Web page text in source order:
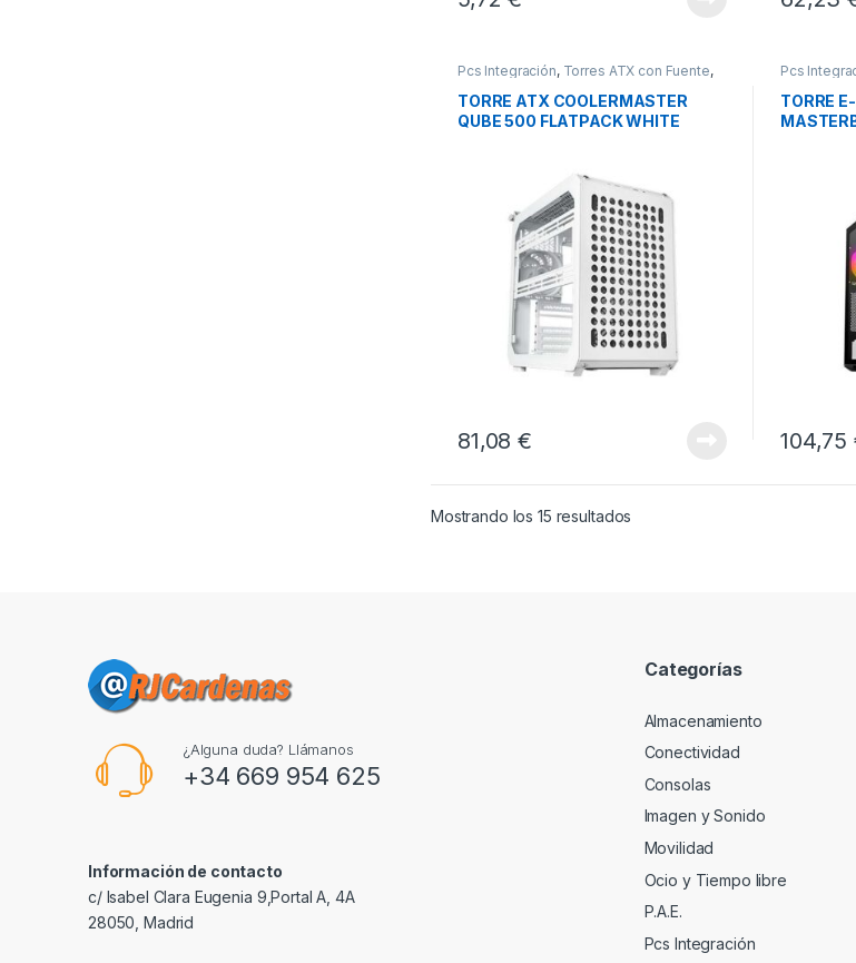
Pcs Integración, Torres ATX con Fuente,
Torres Sobremesa
TORRE ATX COOLERMASTER
QUBE 500 FLATPACK WHITE
81,08€
Pcs
Sobremesa
TORRE
104,75
Mostrando los 15 resultados
¿Alguna duda? Llámanos
+34 669 954 625
Información de contacto
c/ Isabel Clara Eugenia 9,Portal A, 4A
28050, Madrid
Categorías
Almacenamiento
Conectividad
Consolas
Imagen y Sonido
Movilidad
Ocio y Tiempo libre
P.A.E.
Pcs Integración